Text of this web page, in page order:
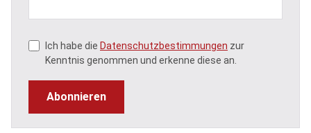
Ich habe die Datenschutzbestimmungen zur
Kenntnis genommen und erkenne diese an.
Abonnieren